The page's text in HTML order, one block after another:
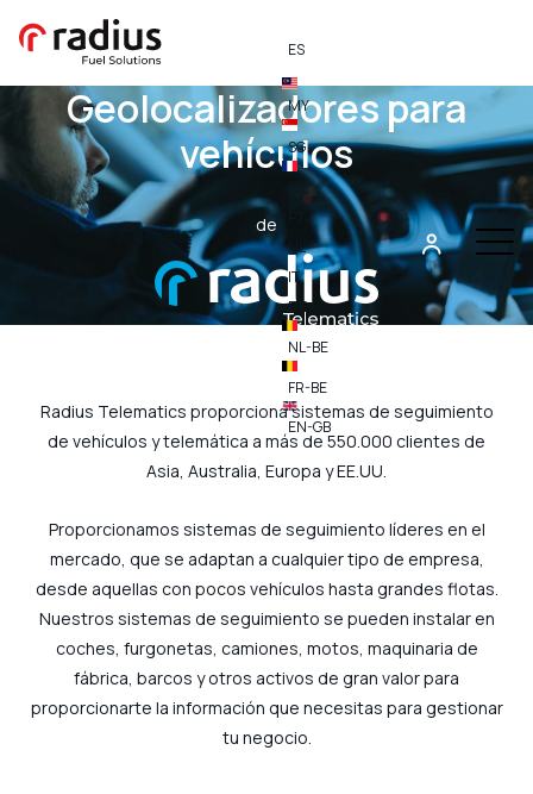
ES
MY
SG
NL
IT
DE
NL-BE
FR-BE
EN-GB
Geolocalizadores para
vehículos
de
Radius Telematics proporciona sistemas de seguimiento
de vehículos y telemática a más de 550.000 clientes de
Asia, Australia, Europa y EE.UU.
Proporcionamos sistemas de seguimiento líderes en el
mercado, que se adaptan a cualquier tipo de empresa,
desde aquellas con pocos vehículos hasta grandes flotas.
Nuestros sistemas de seguimiento se pueden instalar en
coches, furgonetas, camiones, motos, maquinaria de
fábrica, barcos y otros activos de gran valor para
proporcionarte la información que necesitas para gestionar
tu negocio.